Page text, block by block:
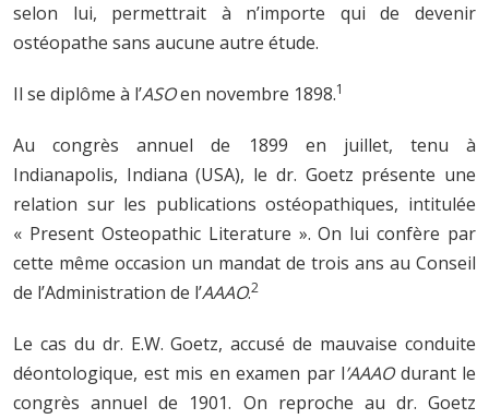
selon lui, permettrait à n’importe qui de devenir
ostéopathe sans aucune autre étude.
Il se diplôme à l’ASOen novembre 1898.1
Au congrès annuel de 1899 en juillet, tenu à
Indianapolis, Indiana (USA), le dr. Goetz présente une
relation sur les publications ostéopathiques, intitulée
« Present Osteopathic Literature ». On lui confère par
cette même occasion un mandat de trois ans au Conseil
de l’Administration de l’AAAO.2
Le cas du dr. E.W. Goetz, accusé de mauvaise conduite
déontologique, est mis en examen par l’AAAOdurant le
congrès annuel de 1901. On reproche au dr. Goetz